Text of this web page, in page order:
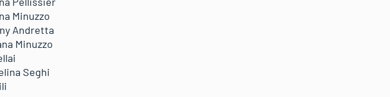
Minuzzo
Andretta
Minuzzo
Seghi